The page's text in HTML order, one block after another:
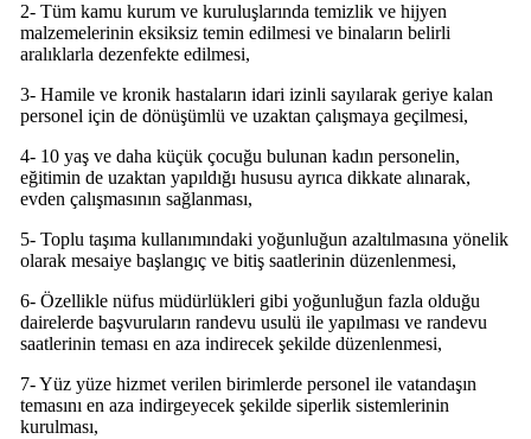
2- Tüm kamu kurum ve kuruluşlarında temizlik ve hijyen
malzemelerinin eksiksiz temin edilmesi ve binaların belirli
aralıklarla dezenfekte edilmesi,
3- Hamile ve kronik hastaların idari izinli sayılarak geriye kalan
personel için de dönüşümlü ve uzaktan çalışmaya geçilmesi,
4- 10 yaş ve daha küçük çocuğu bulunan kadın personelin,
eğitimin de uzaktan yapıldığı hususu ayrıca dikkate alınarak,
evden çalışmasının sağlanması,
5- Toplu taşıma kullanımındaki yoğunluğun azaltılmasına yönelik
olarak mesaiye başlangıç ve bitiş saatlerinin düzenlenmesi,
6- Özellikle nüfus müdürlükleri gibi yoğunluğun fazla olduğu
dairelerde başvuruların randevu usulü ile yapılması ve randevu
saatlerinin teması en aza indirecek şekilde düzenlenmesi,
7- Yüz yüze hizmet verilen birimlerde personel ile vatandaşın
temasını en aza indirgeyecek şekilde siperlik sistemlerinin
kurulması,